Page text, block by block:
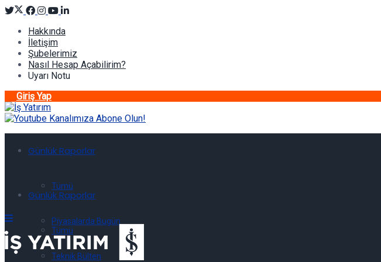
Hakkında
İletişim
Şubelerimiz
Nasıl Hesap Açabilirim?
Uyarı Notu
Giriş Yap
Günlük Raporlar
Tümü
Piyasalarda Bugün
Teknik Bülten
Günlük Raporlar
Tümü